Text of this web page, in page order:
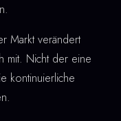
Markt verändert
mit. Nicht der eine
kontinuierliche